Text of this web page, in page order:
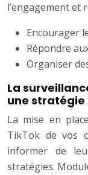
l’engagement et
Encourager
Répondre
Organiser
La
une
La mise en
TikTok de vos
informer de
stratégies.